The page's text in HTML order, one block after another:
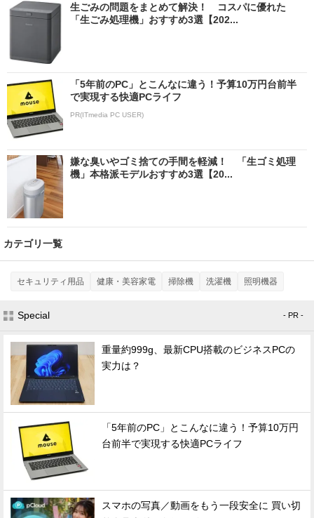
生ごみの問題をまとめて解決！ コスパに優れた
「生ごみ処理機」おすすめ3選【202...
「5年前のPC」とこんなに違う！予算10万円台前半
で実現する快適PCライフ
PR(ITmedia PC USER)
嫌な臭いやゴミ捨ての手間を軽減！ 「生ゴミ処理
機」本格派モデルおすすめ3選【20...
カテゴリ一覧
セキュリティ用品 健康・美容家電 掃除機 洗濯機 照明機器
Special - PR -
重量約999g、最新CPU搭載のビジネスPCの
実力は？
「5年前のPC」とこんなに違う！予算10万円
台前半で実現する快適PCライフ
スマホの写真／動画をもう一段安全に 買い切